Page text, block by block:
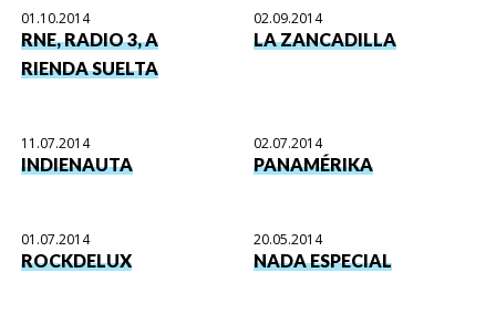
01.10.2014
RNE, RADIO 3, A
RIENDA SUELTA
02.09.2014
LA ZANCADILLA
11.07.2014
INDIENAUTA
02.07.2014
PANAMÉRIKA
01.07.2014
ROCKDELUX
20.05.2014
NADA ESPECIAL